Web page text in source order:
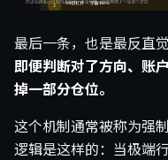
最后一条，也是最反直
即便判断对了方向、账
掉一部分仓位。
这个机制通常被称为强
逻辑是这样的：当极端